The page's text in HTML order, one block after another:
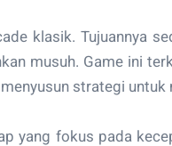
klasik. Tujuannya
musuh. Game ini
strategi
yang fokus pada